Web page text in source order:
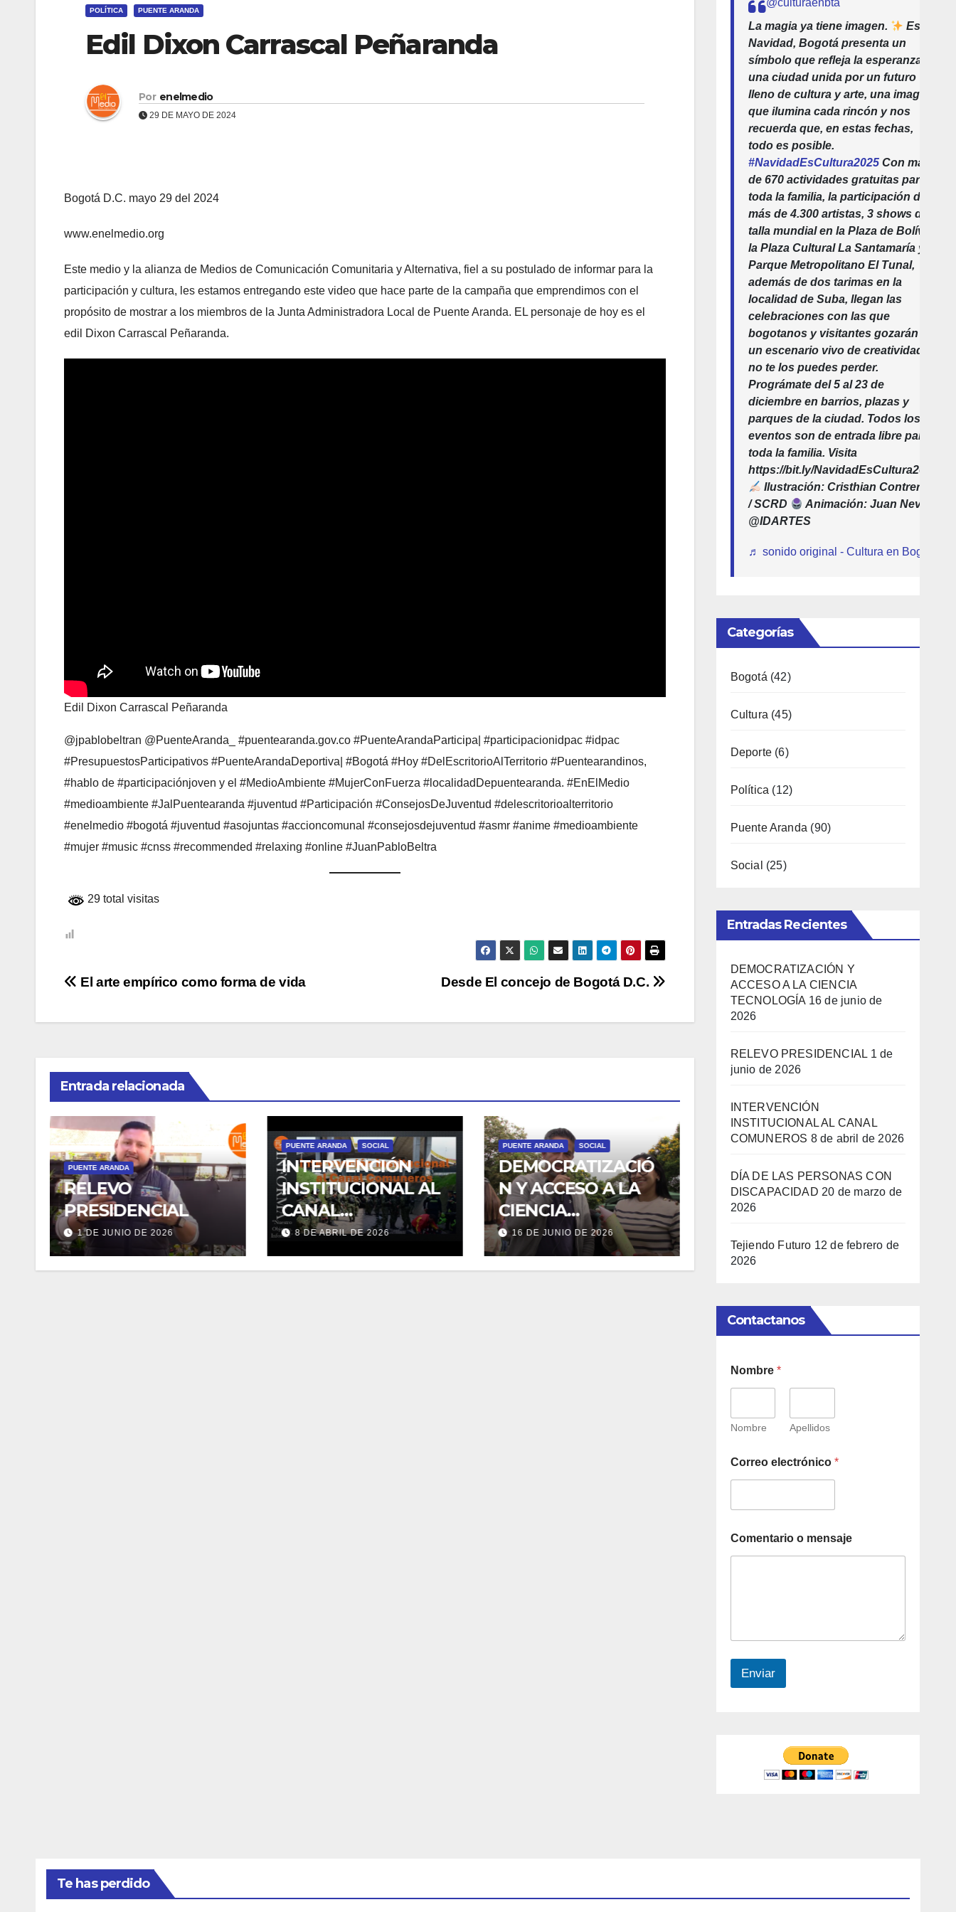
POLÍTICA PUENTE ARANDA
Edil Dixon Carrascal Peñaranda
Por enelmedio
29 DE MAYO DE 2024
Bogotá D.C. mayo 29 del 2024
www.enelmedio.org
Este medio y la alianza de Medios de Comunicación Comunitaria y Alternativa, fiel a su postulado de informar para la
participación y cultura, les estamos entregando este video que hace parte de la campaña que emprendimos con el
propósito de mostrar a los miembros de la Junta Administradora Local de Puente Aranda. EL personaje de hoy es el
edil Dixon Carrascal Peñaranda.
Edil Dixon Carrascal Peñaranda
@jpablobeltran @PuenteAranda_ #puentearanda.gov.co #PuenteArandaParticipa| #participacionidpac #idpac
#PresupuestosParticipativos #PuenteArandaDeportiva| #Bogotá #Hoy #DelEscritorioAlTerritorio #Puentearandinos,
#hablo de #participaciónjoven y el #MedioAmbiente #MujerConFuerza #localidadDepuentearanda. #EnElMedio
#medioambiente #JalPuentearanda #juventud #Participación #ConsejosDeJuventud #delescritorioalterritorio
#enelmedio #bogotá #juventud #asojuntas #accioncomunal #consejosdejuventud #asmr #anime #medioambiente
#mujer #music #cnss #recommended #relaxing #online #JuanPabloBeltra
29 total visitas
Navegación
de
Desde El concejo de Bogotá D.C.
El arte empírico como forma de vida
Entrada relacionada
PUENTE ARANDA
RELEVO
PRESIDENCIAL
1 DE JUNIO DE 2026
PUENTE ARANDA SOCIAL
INTERVENCIÓN
INSTITUCIONAL AL
CANAL
COMUNEROS
8 DE ABRIL DE 2026
PUENTE ARANDA SOCIAL
DEMOCRATIZACIÓ
N Y ACCESO A LA
CIENCIA
TECNOLOGÍA
16 DE JUNIO DE 2026
RELEVO
PRESIDENCIAL
@culturaenbta
La magia ya tiene imagen.
Esta
Navidad, Bogotá presenta un
símbolo que refleja la esperanza de
una ciudad unida por un futuro
lleno de cultura y arte, una imagen
que ilumina cada rincón y nos
recuerda que, en estas fechas,
todo es posible.
#NavidadEsCultura2025Con más
de 670 actividades gratuitas para
toda la familia, la participación de
más de 4.300 artistas, 3 shows de
talla mundial en la Plaza de Bolívar,
la Plaza Cultural La Santamaría y el
Parque Metropolitano El Tunal,
además de dos tarimas en la
localidad de Suba, llegan las
celebraciones con las que
bogotanos y visitantes gozarán de
un escenario vivo de creatividad,
no te los puedes perder.
Prográmate del 5 al 23 de
diciembre en barrios, plazas y
parques de la ciudad. Todos los
eventos son de entrada libre para
toda la familia. Visita
https://bit.ly/NavidadEsCultura2025
Ilustración: Cristhian Contreras
/ SCRD
Animación: Juan Neva /
@IDARTES
♬ sonido original - Cultura en Bogotá
Categorías
Bogotá (42)
Cultura (45)
Deporte(6)
Política (12)
Puente Aranda (90)
Social (25)
Entradas Recientes
DEMOCRATIZACIÓN Y
ACCESO A LA CIENCIA
TECNOLOGÍA 16 de junio de
2026
RELEVO PRESIDENCIAL 1 de
junio de 2026
INTERVENCIÓN
INSTITUCIONAL AL CANAL
COMUNEROS 8 de abril de 2026
DÍA DE LAS PERSONAS CON
DISCAPACIDAD 20 de marzo de
2026
Tejiendo Futuro 12 de febrero de
2026
Contactanos
Nombre *
Nombre Apellidos
Correo electrónico *
Comentario o mensaje
Enviar
Te has perdido